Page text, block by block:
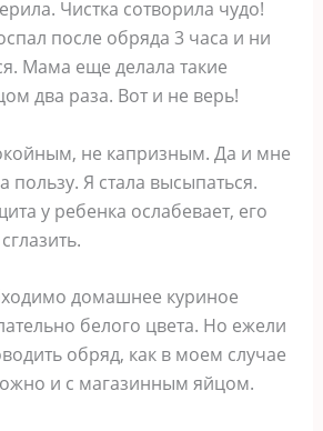
Чистка сотворила чудо!
после обряда 3 часа и ни
Мама еще делала такие
два раза. Вот и не верь!
не капризным. Да и мне
пользу. Я стала высыпаться.
у ребенка ослабевает, его
домашнее куриное
белого цвета. Но ежели
обряд, как в моем случае
и с магазинным яйцом.